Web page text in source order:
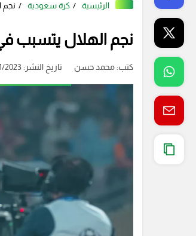
الرئيسية كرة سعودية نجم
نجم الهلال يتسبب
كتب:محمد حسن تاريخ النشر: 09/11/2023